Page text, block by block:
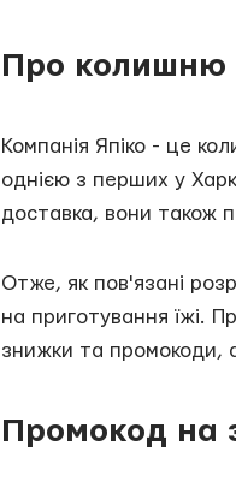
Про колишню
Компанія Япіко - це
однією з перших у
доставка, вони також
Отже, як пов'язані
на приготування їжі.
знижки та промокоди,
Промокод на